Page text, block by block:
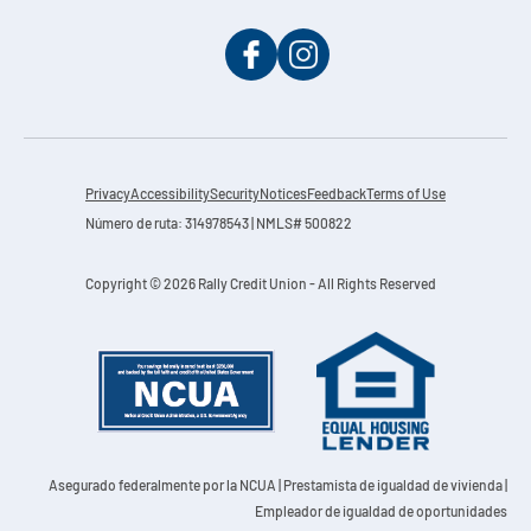
PrivacyAccessibilitySecurityNoticesFeedback Terms of Use
Número de ruta: 314978543 | NMLS# 500822
Copyright © 2026 Rally Credit Union - All Rights Reserved
Asegurado federalmente por la NCUA | Prestamista de igualdad de vivienda |
Empleador de igualdad de oportunidades